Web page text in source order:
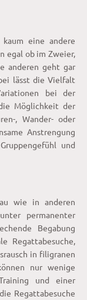
eine andere
egal ob im Zweier,
anderen geht gar
lässt die Vielfalt
bei der
Möglichkeit der
, Wander- oder
Anstrengung
und
wie in anderen
permanenter
Begabung
Regattabesuche,
in filigranen
nur wenige
und einer
Regattabesuche